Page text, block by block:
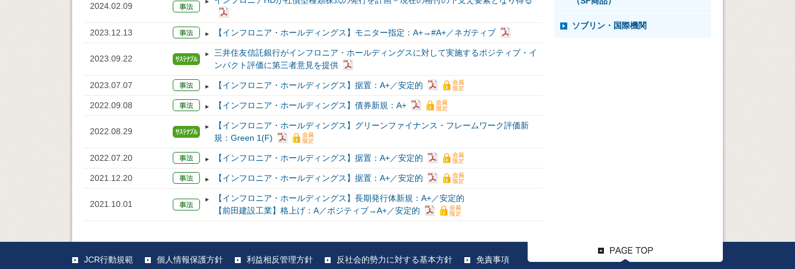
2024.02.09
2023.12.13 【インフロニア・ホールディングス】モニター指定：A+→#A+／ネガティブ
2023.09.22
三井住友信託銀行がインフロニア・ホールディングスに対して実施するポジティブ・イ
ンパクト評価に第三者意見を提供
2023.07.07 【インフロニア・ホールディングス】据置：A+／安定的
2022.09.08 【インフロニア・ホールディングス】債券新規：A+
2022.08.29
【インフロニア・ホールディングス】グリーンファイナンス・フレームワーク評価新
規：Green 1(F)
2022.07.20 【インフロニア・ホールディングス】据置：A+／安定的
2021.12.20 【インフロニア・ホールディングス】据置：A+／安定的
2021.10.01
【インフロニア・ホールディングス】長期発行体新規：A+／安定的
【前田建設工業】格上げ：A／ポジティブ→A+／安定的
ソブリン・国際機関
JCR行動規範 個人情報保護方針 利益相反管理方針 反社会的勢力に対する基本方針 免責事項